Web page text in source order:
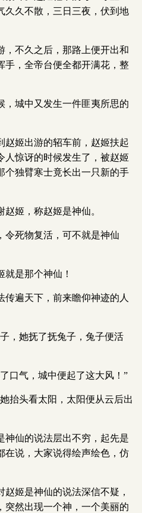
久久不散，三日三夜，伏到地
，不久之后，那路上便开出和
手，全帝台便全都开满花，整
，城中又发生一件匪夷所思的
赵姬出游的轺车前，赵姬扶起
人惊讶的时候发生了，被赵姬
个独臂寒士竟长出一只新的手
姬，称赵姬是神仙。
令死物复活，可不就是神仙
就是那个神仙！
传遍天下，前来瞻仰神迹的人
，她抚了抚兔子，兔子便活
口气，城中便起了这大风！”
抬头看太阳，太阳便从云后出
神仙的说法层出不穷，起先是
在说，大家说得绘声绘色，仿
姬是神仙的说法深信不疑，
突然出现一个神，一个美丽的